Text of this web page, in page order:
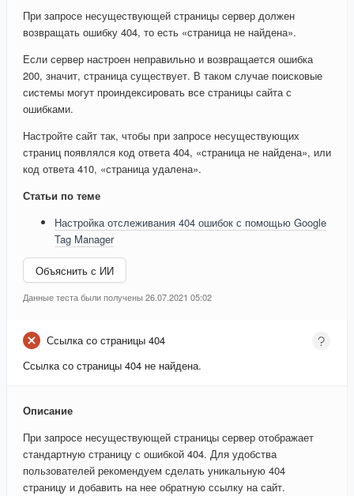
При запросе несуществующей страницы сервер должен
возвращать ошибку 404, то есть «страница не найдена».
Если сервер настроен неправильно и возвращается ошибка
200, значит, страница существует. В таком случае поисковые
системы могут проиндексировать все страницы сайта с
ошибками.
Настройте сайт так, чтобы при запросе несуществующих
страниц появлялся код ответа 404, «страница не найдена», или
код ответа 410, «страница удалена».
Статьи по теме
Настройка отслеживания 404 ошибок с помощью Google
Tag Manager
Объяснить с ИИ
Данные теста были получены 26.07.2021 05:02
Ссылка со страницы 404
Ссылка со страницы 404 не найдена.
Описание
При запросе несуществующей страницы сервер отображает
стандартную страницу с ошибкой 404. Для удобства
пользователей рекомендуем сделать уникальную 404
страницу и добавить на нее обратную ссылку на сайт.